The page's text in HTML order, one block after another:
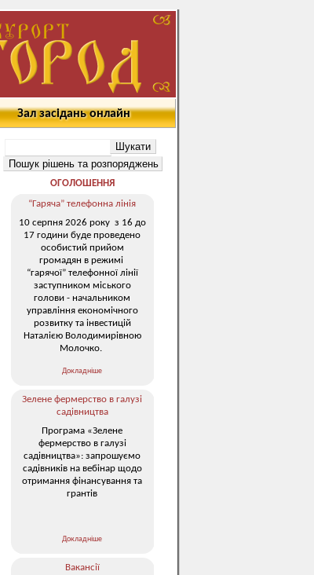
Зал засідань онлайн
ОГОЛОШЕННЯ
“Гаряча” телефонна лінія
10 серпня 2026 року з 16 до
17 години буде проведено
особистий прийом
громадян в режимі
“гарячої” телефонної лінії
заступником міського
голови - начальником
управління економічного
розвитку та інвестицій
Наталією Володимирівною
Молочко.
Докладніше
Зелене фермерство в галузі
садівництва
Програма «Зелене
фермерство в галузі
садівництва»: запрошуємо
садівників на вебінар щодо
отримання фінансування та
грантів
Докладніше
Вакансії